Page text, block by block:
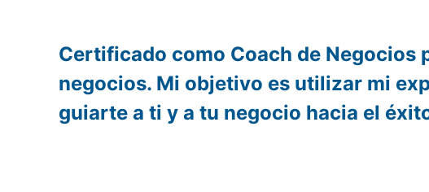
Certificado como Coach de Negocios
negocios. Mi objetivo es utilizar mi
guiarte a ti y a tu negocio hacia el